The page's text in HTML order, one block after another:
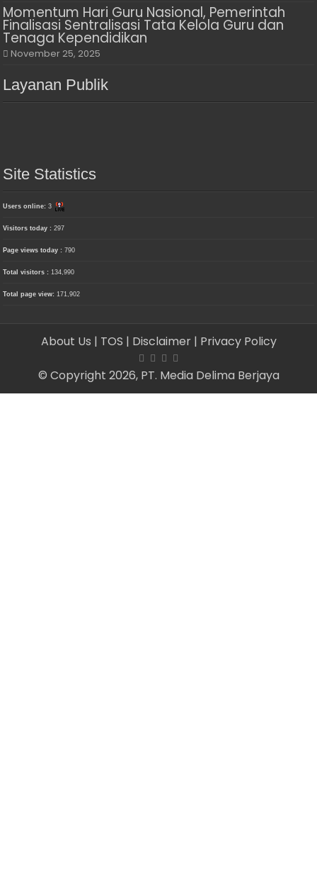
Momentum Hari Guru Nasional, Pemerintah
Finalisasi Sentralisasi Tata Kelola Guru dan
Tenaga Kependidikan
November 25, 2025
Layanan Publik
Site Statistics
Users online:3
Visitors today :297
Page views today :790
Total visitors : 134,990
Total page view: 171,902
About Us | TOS | Disclaimer | Privacy Policy
© Copyright 2026, PT. Media Delima Berjaya